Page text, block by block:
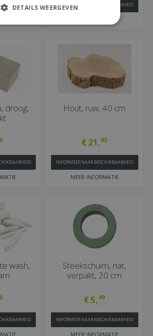
MEER INFORMATIE
INFORMEER NAAR BESCHIKBAARHEID
droog,
Hout, ruw, 40 cm
€ 21,95
MEER INFORMATIE
INFORMEER NAAR BESCHIKBAARHEID
wash,
Steekschuim, nat,
verpakt, 20 cm
€5,49
MEER INFORMATIE
INFORMEER NAAR BESCHIKBAARHEID
DETAILS WEERGEVEN